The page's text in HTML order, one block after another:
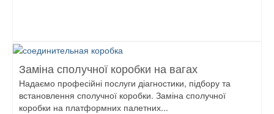
Заміна сполучної коробки на вагах
Надаємо професійні послуги діагностики, підбору та
встановлення сполучної коробки. Заміна сполучної
коробки на платформних палетних...